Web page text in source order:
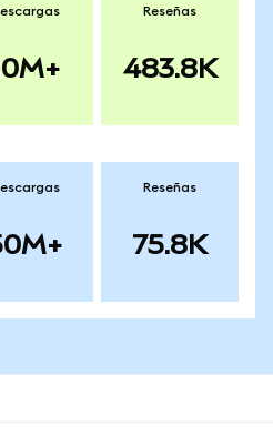
Reseñas
483.8K
Reseñas
75.8K